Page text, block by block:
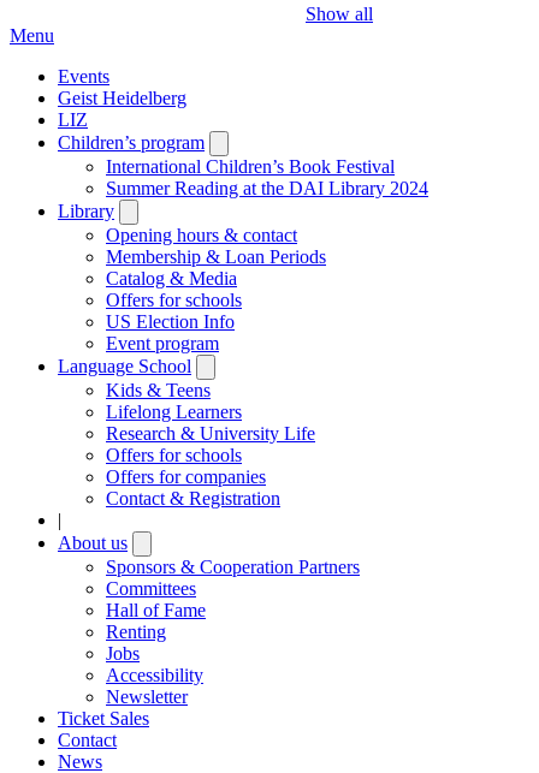
Show all
Menu
Events
Geist Heidelberg
LIZ
Children’s program
submenu
International Children’s Book Festival
Summer Reading at the DAI Library 2024
Library
submenu
Opening hours & contact
Membership & Loan Periods
Catalog & Media
Offers for schools
US Election Info
Event program
Language School
submenu
Kids & Teens
Lifelong Learners
Research & University Life
Offers for schools
Offers for companies
Contact & Registration
|
About us
submenu
Sponsors & Cooperation Partners
Committees
Hall of Fame
Renting
Jobs
Accessibility
Newsletter
Ticket Sales
Contact
News